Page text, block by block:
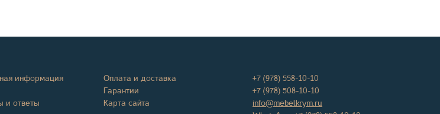
информация
и ответы
Оплата и доставка
Гарантии
Карта сайта
+7 (978) 558-10-10
+7 (978) 508-10-10
info@mebelkrym.ru